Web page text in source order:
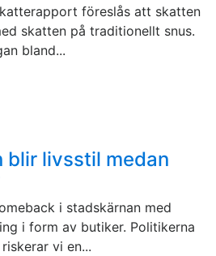
föreslås att skatten
skatten på traditionellt snus.
bland...
blir livsstil medan
i stadskärnan med
i form av butiker. Politikerna
vi en...